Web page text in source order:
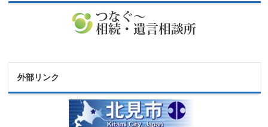
外部リンク